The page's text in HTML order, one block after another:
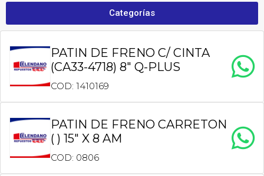
Categorías
PATIN DE FRENO C/ CINTA
(CA33-4718) 8″ Q-PLUS
COD: 1410169
PATIN DE FRENO CARRETON
( ) 15″ X 8 AM
COD: 0806